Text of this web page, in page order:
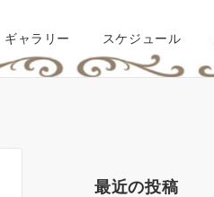
ギャラリー スケジュール
最近の投稿